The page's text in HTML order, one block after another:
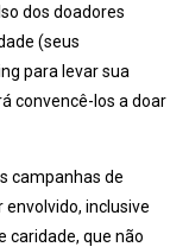
dos doadores
(seus
para levar sua
convencê-los a doar
campanhas de
inclusive
caridade, que não